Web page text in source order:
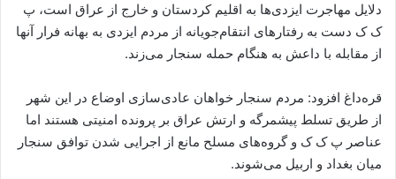
دلایل مهاجرت ایزدی‌ها به اقلیم کردستان و خارج از عراق است، پ
ک ک دست به رفتارهای انتقام‌جویانه از مردم ایزدی به بهانه فرار آنها
از مقابله با داعش به هنگام حمله سنجار می‌زند.
قره‌داغ افزود: مردم سنجار خواهان عادی‌سازی اوضاع در این شهر
از طریق تسلط پیشمرگه و ارتش عراق بر پرونده امنیتی هستند اما
عناصر پ ک ک و گروه‌های مسلح مانع از اجرایی شدن توافق سنجار
میان بغداد و اربیل می‌شوند.